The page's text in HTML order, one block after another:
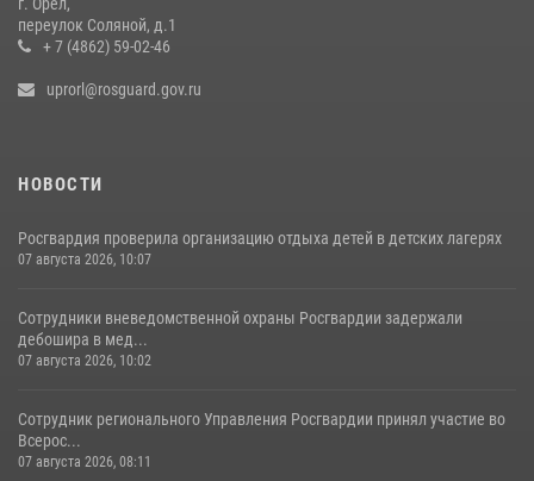
переулок Соляной, д.1
+ 7 (4862) 59-02-46
uprorl@rosguard.gov.ru
НОВОСТИ
Росгвардия проверила организацию отдыха детей в детских лагерях
07 августа 2026, 10:07
Сотрудники вневедомственной охраны Росгвардии задержали
дебошира в мед...
07 августа 2026, 10:02
Сотрудник регионального Управления Росгвардии принял участие во
Всерос...
07 августа 2026, 08:11